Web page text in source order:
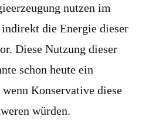
nutzen im
die Energie dieser
Diese Nutzung dieser
schon heute ein
Konservative diese
würden.